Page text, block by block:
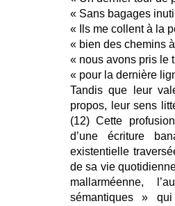
« Sans bagages
« Ils me collent à la
« bien des chemins
« nous avons pris le
« pour la dernière
Tandis que leur
propos, leur sens
(12) Cette
d’une écriture
existentielle
de sa vie
mallarméenne,
sémantiques »